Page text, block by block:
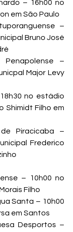
– 16h00 no
em São Paulo
–
Bruno José
–
Major Levy
no estádio
Shimidt Filho em
Piracicaba –
Frederico
– 10h00 no
Filho
Santa – 10h00
em Santos
Desportos –